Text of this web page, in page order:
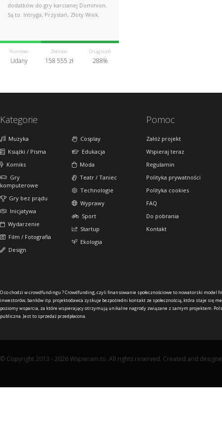
dodatków do gry karcianej Dominion.
Są to: Intryga, Przystań, Złoty Wiek.
Pozostało
Udany
Zebrano
158 555 zł
Osiągnięto
288%
Kategorie
Muzyka
Książki / Pisma
Komiks
Gry
komputerowe
Gry bez prądu
Inicjatywa
Wydarzenie
Film / Fotografia
Design
Cosplay
Edukacja
Moda
Teatr / Taniec
Technologie
Wyprawy
Sport
Startup
Ekologia
Pomoc
Załóż projekt
Wspieraj teraz
Regulamin
Polityka prywatności
Polityka cookies
FAQ
Do pobrania
Kontakt
O co chodzi w crowdfundingu ?Crowdfunding, czyli finansowanie społecznościowe to nowatorski model
inwestorów, banków itp. projektodawca zyskuje bezpośredni kontakt ze społecznością, która staje się
poziomy wsparcia, za które wspierający otrzymują unikalne nagrody związane z samym projektem.
publiczna. Jest to sprzedaż przedpłacona.
© Copyright 2013 - 2026 Wspieram.to. All rights reserved. Created and